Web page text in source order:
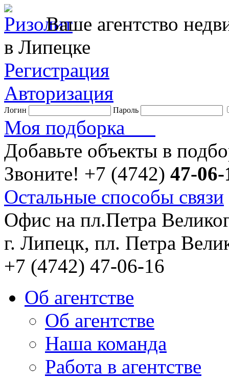
Ваше агентство
в Липецке
Регистрация
Авторизация
Логин Пароль
Моя подборка
Добавьте объекты в
Звоните! +7 (4742) 47-06-
Остальные способы связи
Офис на пл.Петра
г. Липецк, пл. Петра
+7 (4742) 47-06-16
Об агентстве
Об агентстве
Наша команда
Работа в агентстве